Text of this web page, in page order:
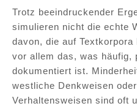
Trotz beeindruckender
simulieren nicht die echte
davon, die auf
vor allem das, was häufig,
dokumentiert ist.
westliche Denkweisen
Verhaltensweisen sind oft